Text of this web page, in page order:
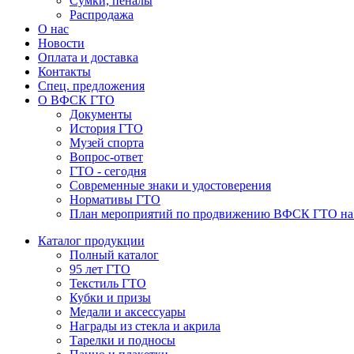
Распродажа
О нас
Новости
Оплата и доставка
Контакты
Спец. предложения
О ВФСК ГТО
Документы
История ГТО
Музей спорта
Вопрос-ответ
ГТО - сегодня
Современные знаки и удостоверения
Нормативы ГТО
План мероприятий по продвижению ВФСК ГТО на
Каталог продукции
Полный каталог
95 лет ГТО
Текстиль ГТО
Кубки и призы
Медали и аксессуары
Награды из стекла и акрила
Тарелки и подносы